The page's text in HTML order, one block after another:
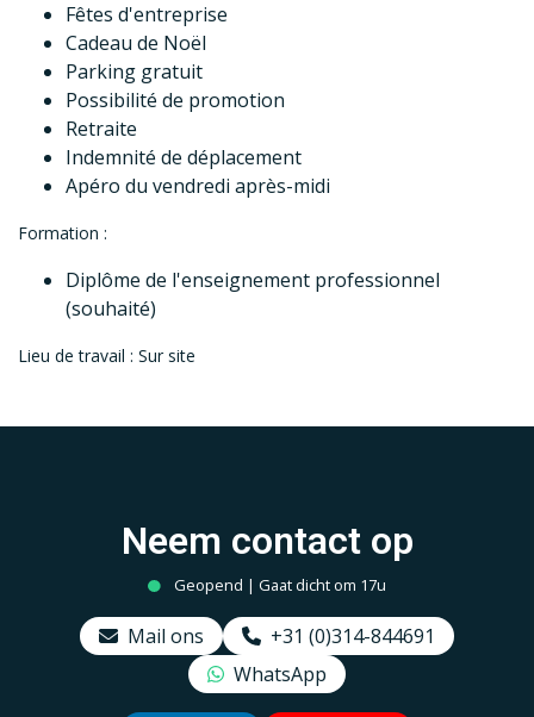
Fêtes d'entreprise
Cadeau de Noël
Parking gratuit
Possibilité de promotion
Retraite
Indemnité de déplacement
Apéro du vendredi après-midi
Formation :
Diplôme de l'enseignement professionnel
(souhaité)
Lieu de travail : Sur site
Neem contact op
Geopend | Gaat dicht om 17u
Mail ons
+31 (0)314-844691
WhatsApp